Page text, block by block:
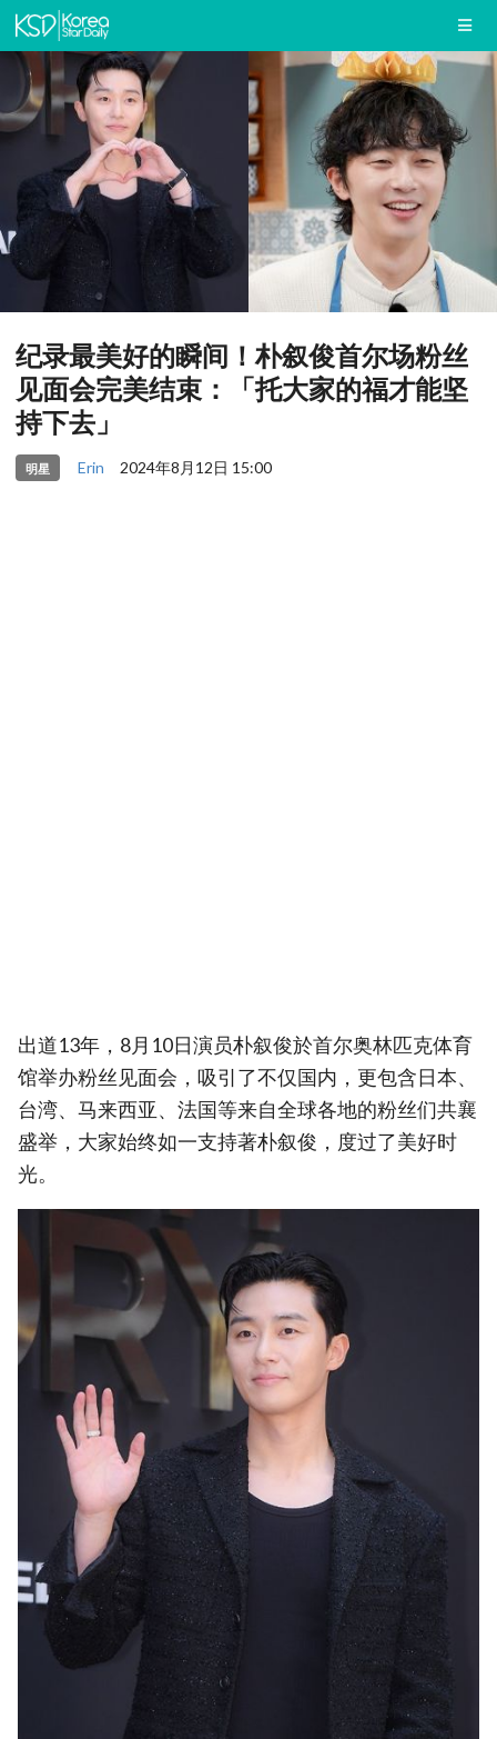
纪录最美好的瞬间！朴叙俊首尔场粉丝
见面会完美结束：「托大家的福才能坚
持下去」
明星 Erin 2024年8月12日 15:00
出道13年，8月10日演员朴叙俊於首尔奥林匹克体育
馆举办粉丝见面会，吸引了不仅国内，更包含日本、
台湾、马来西亚、法国等来自全球各地的粉丝们共襄
盛举，大家始终如一支持著朴叙俊，度过了美好时
光。